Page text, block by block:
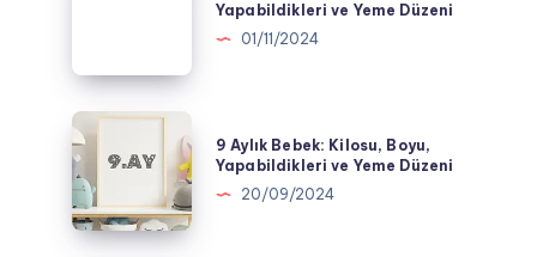
Boyu,
Yapabildikleri
ve
Yeme
Düzeni
Yapabildikleri ve Yeme Düzeni
01/11/2024
9
Aylık
Bebek:
Kilosu,
Boyu,
9 Aylık Bebek: Kilosu, Boyu,
Yapabildikleri ve Yeme Düzeni
20/09/2024